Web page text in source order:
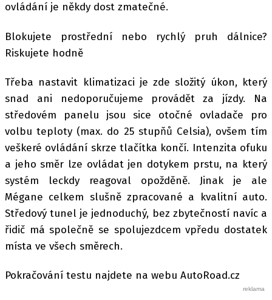
ovládání je někdy dost zmatečné.
Blokujete prostřední nebo rychlý pruh dálnice?
Riskujete hodně
Třeba nastavit klimatizaci je zde složitý úkon, který
snad ani nedoporučujeme provádět za jízdy. Na
středovém panelu jsou sice otočné ovladače pro
volbu teploty (max. do 25 stupňů Celsia), ovšem tím
veškeré ovládání skrze tlačítka končí. Intenzita ofuku
a jeho směr lze ovládat jen dotykem prstu, na který
systém leckdy reagoval opožděně. Jinak je ale
Mégane celkem slušně zpracované a kvalitní auto.
Středový tunel je jednoduchý, bez zbytečností navíc a
řidič má společně se spolujezdcem vpředu dostatek
místa ve všech směrech.
Pokračování testu najdete na webu AutoRoad.cz